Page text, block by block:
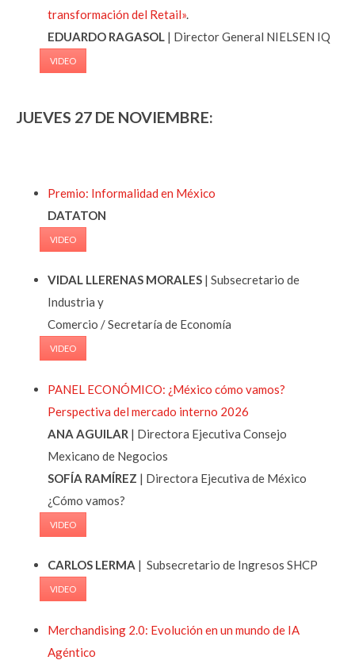
transformación del Retail».
EDUARDO RAGASOL | Director General NIELSEN IQ
VIDEO
JUEVES 27 DE NOVIEMBRE:
Premio: Informalidad en México
DATATON
VIDEO
VIDAL LLERENAS MORALES | Subsecretario de
Industria y
Comercio / Secretaría de Economía
VIDEO
PANEL ECONÓMICO: ¿México cómo vamos?
Perspectiva del mercado interno 2026
ANA AGUILAR | Directora Ejecutiva Consejo
Mexicano de Negocios
SOFÍA RAMÍREZ | Directora Ejecutiva de México
¿Cómo vamos?
VIDEO
CARLOS LERMA | Subsecretario de Ingresos SHCP
VIDEO
Merchandising 2.0: Evolución en un mundo de IA
Agéntico